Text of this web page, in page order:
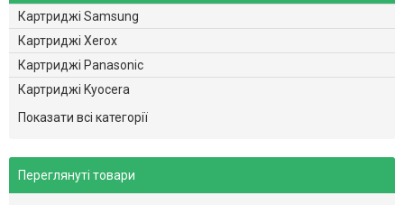
Картриджі Samsung
Картриджі Xerox
Картриджі Panasonic
Картриджі Kyocera
Картриджі Brother
Картриджі Epson
Показати всі категорії
Переглянуті товари